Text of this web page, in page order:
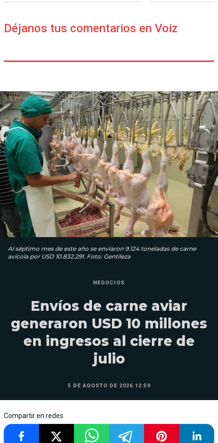
Déjanos tus comentarios en Voiz
Al séptimo mes de este año se enviaron 9.124 toneladas de carne
avícola por USD 10.832.291. Foto: Gentileza
NEGOCIOS
Envíos de carne aviar
generaron USD 10 millones
en ingresos al cierre de
julio
5 DE AGOSTO DE 2026 12:59
Compartir en redes